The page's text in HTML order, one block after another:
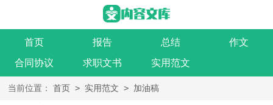
首页 报告 总结
作文
合同协议
求职文书 实用范文
当前位置： 首页 > 实用范文 > 加油稿